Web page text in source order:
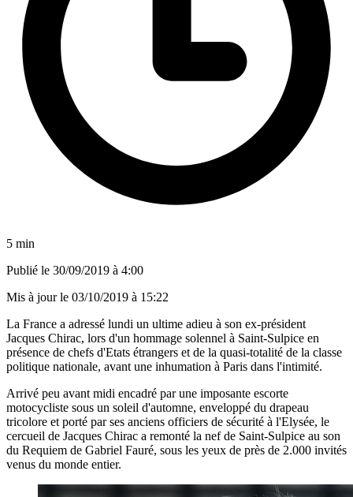
5 min
Publié le 30/09/2019 à 4:00
Mis à jour le 03/10/2019 à 15:22
La France a adressé lundi un ultime adieu à son ex-président
Jacques Chirac, lors d'un hommage solennel à Saint-Sulpice en
présence de chefs d'Etats étrangers et de la quasi-totalité de la classe
politique nationale, avant une inhumation à Paris dans l'intimité.
Arrivé peu avant midi encadré par une imposante escorte
motocycliste sous un soleil d'automne, enveloppé du drapeau
tricolore et porté par ses anciens officiers de sécurité à l'Elysée, le
cercueil de Jacques Chirac a remonté la nef de Saint-Sulpice au son
du Requiem de Gabriel Fauré, sous les yeux de près de 2.000 invités
venus du monde entier.